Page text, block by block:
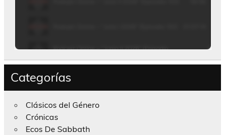
Categorías
Clásicos del Género
Crónicas
Ecos De Sabbath